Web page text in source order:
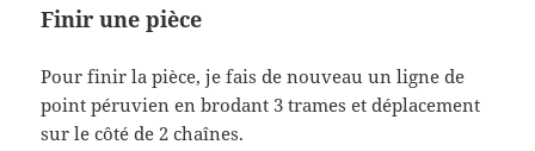
Finir une pièce
Pour finir la pièce, je fais de nouveau un ligne de
point péruvien en brodant 3 trames et déplacement
sur le côté de 2 chaînes.